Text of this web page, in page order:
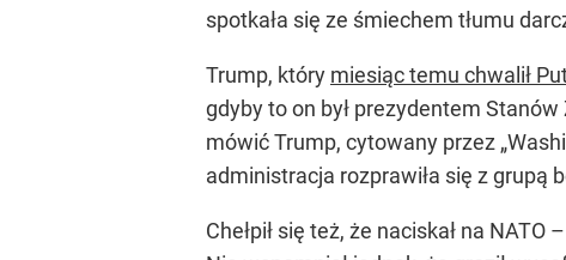
spotkała się ze śmiechem tłumu
Trump, który miesiąc temu chwalił
gdyby to on był prezydentem
mówić Trump, cytowany przez
administracja rozprawiła się z grupą
Chełpił się też, że naciskał na